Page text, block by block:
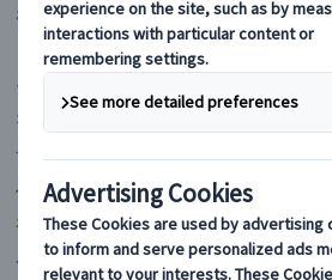
ポルトガル
ギリシャ
オーストリア
チェコ
ハンガリー
ポーランド
ルーマニア